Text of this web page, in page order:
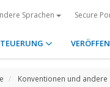
Sprachen Secure
Konventionen und